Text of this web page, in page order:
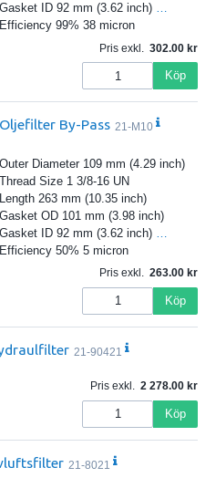
Gasket ID 92 mm (3.62 inch) …
Efficiency 99% 38 micron
Pris exkl. 302.00
Köp
Oljefilter By-Pass 21-M10
Outer Diameter 109 mm (4.29 inch)
Thread Size 1 3/8-16 UN
Length 263 mm (10.35 inch)
Gasket OD 101 mm (3.98 inch)
Gasket ID 92 mm (3.62 inch)
Efficiency 50% 5 micron
Pris exkl. 263.00
Köp
21-90421
Pris exkl. 2 278.00
Köp
21-8021